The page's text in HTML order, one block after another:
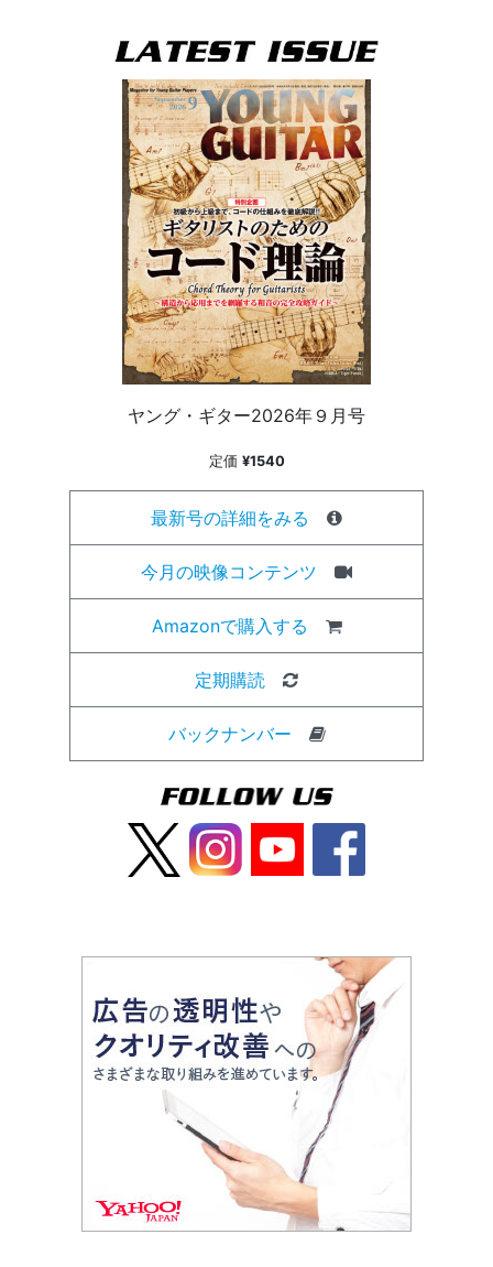
ヤング・ギター2026年９月号
定価 ¥1540
最新号の詳細をみる
今月の映像コンテンツ
Amazonで購入する
定期購読
バックナンバー